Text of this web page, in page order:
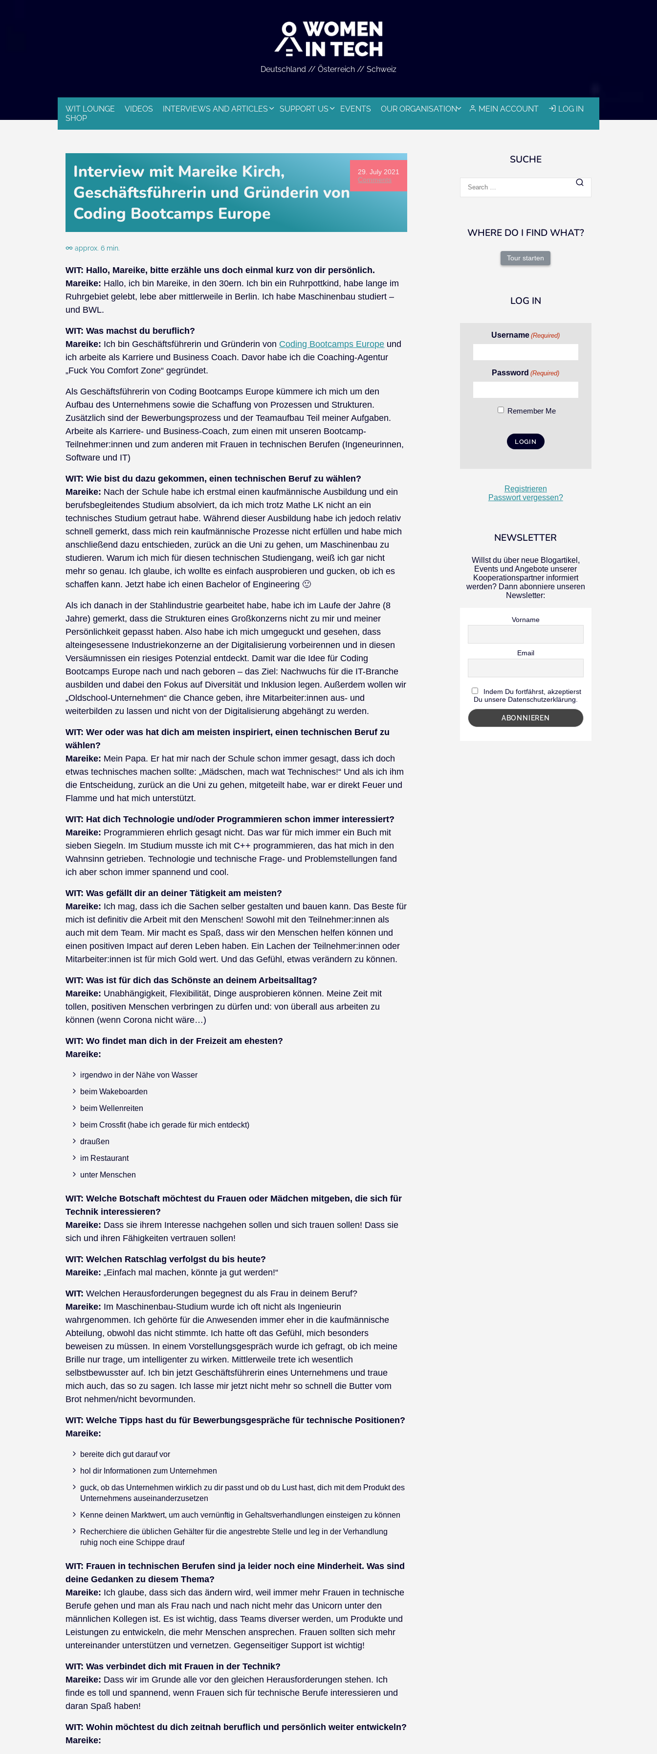
Deutschland // Österreich // Schweiz
MEIN ACCOUNT LOG IN
WIT LOUNGE VIDEOS INTERVIEWS AND ARTICLES SUPPORT US EVENTS
OUR ORGANISATION
SHOP
29. July 2021
Comments
Interview mit Mareike Kirch,
Geschäftsführerin und Gründerin von
Coding Bootcamps Europe
approx. 6 min.
WIT: Hallo, Mareike, bitte erzähle uns doch einmal kurz von dir persönlich.
Mareike: Hallo, ich bin Mareike, in den 30ern. Ich bin ein Ruhrpottkind, habe lange im
Ruhrgebiet gelebt, lebe aber mittlerweile in Berlin. Ich habe Maschinenbau studiert –
und BWL.
WIT: Was machst du beruflich?
Mareike: Ich bin Geschäftsführerin und Gründerin von Coding Bootcamps Europe und
ich arbeite als Karriere und Business Coach. Davor habe ich die Coaching-Agentur
„Fuck You Comfort Zone“ gegründet.
Als Geschäftsführerin von Coding Bootcamps Europe kümmere ich mich um den
Aufbau des Unternehmens sowie die Schaffung von Prozessen und Strukturen.
Zusätzlich sind der Bewerbungsprozess und der Teamaufbau Teil meiner Aufgaben.
Arbeite als Karriere- und Business-Coach, zum einen mit unseren Bootcamp-
Teilnehmer:innen und zum anderen mit Frauen in technischen Berufen (Ingeneurinnen,
Software und IT)
WIT: Wie bist du dazu gekommen, einen technischen Beruf zu wählen?
Mareike: Nach der Schule habe ich erstmal einen kaufmännische Ausbildung und ein
berufsbegleitendes Studium absolviert, da ich mich trotz Mathe LK nicht an ein
technisches Studium getraut habe. Während dieser Ausbildung habe ich jedoch relativ
schnell gemerkt, dass mich rein kaufmännische Prozesse nicht erfüllen und habe mich
anschließend dazu entschieden, zurück an die Uni zu gehen, um Maschinenbau zu
studieren. Warum ich mich für diesen technischen Studiengang, weiß ich gar nicht
mehr so genau. Ich glaube, ich wollte es einfach ausprobieren und gucken, ob ich es
schaffen kann. Jetzt habe ich einen Bachelor of Engineering 🙂
Als ich danach in der Stahlindustrie gearbeitet habe, habe ich im Laufe der Jahre (8
Jahre) gemerkt, dass die Strukturen eines Großkonzerns nicht zu mir und meiner
Persönlichkeit gepasst haben. Also habe ich mich umgeguckt und gesehen, dass
alteingesessene Industriekonzerne an der Digitalisierung vorbeirennen und in diesen
Versäumnissen ein riesiges Potenzial entdeckt. Damit war die Idee für Coding
Bootcamps Europe nach und nach geboren – das Ziel: Nachwuchs für die IT-Branche
ausbilden und dabei den Fokus auf Diversität und Inklusion legen. Außerdem wollen wir
„Oldschool-Unternehmen“ die Chance geben, ihre Mitarbeiter:innen aus- und
weiterbilden zu lassen und nicht von der Digitalisierung abgehängt zu werden.
WIT: Wer oder was hat dich am meisten inspiriert, einen technischen Beruf zu
wählen?
Mareike: Mein Papa. Er hat mir nach der Schule schon immer gesagt, dass ich doch
etwas technisches machen sollte: „Mädschen, mach wat Technisches!“ Und als ich ihm
die Entscheidung, zurück an die Uni zu gehen, mitgeteilt habe, war er direkt Feuer und
Flamme und hat mich unterstützt.
WIT: Hat dich Technologie und/oder Programmieren schon immer interessiert?
Mareike: Programmieren ehrlich gesagt nicht. Das war für mich immer ein Buch mit
sieben Siegeln. Im Studium musste ich mit C++ programmieren, das hat mich in den
Wahnsinn getrieben. Technologie und technische Frage- und Problemstellungen fand
ich aber schon immer spannend und cool.
WIT: Was gefällt dir an deiner Tätigkeit am meisten?
Mareike: Ich mag, dass ich die Sachen selber gestalten und bauen kann. Das Beste für
mich ist definitiv die Arbeit mit den Menschen! Sowohl mit den Teilnehmer:innen als
auch mit dem Team. Mir macht es Spaß, dass wir den Menschen helfen können und
einen positiven Impact auf deren Leben haben. Ein Lachen der Teilnehmer:innen oder
Mitarbeiter:innen ist für mich Gold wert. Und das Gefühl, etwas verändern zu können.
WIT: Was ist für dich das Schönste an deinem Arbeitsalltag?
Mareike: Unabhängigkeit, Flexibilität, Dinge ausprobieren können. Meine Zeit mit
tollen, positiven Menschen verbringen zu dürfen und: von überall aus arbeiten zu
können (wenn Corona nicht wäre…)
WIT: Wo findet man dich in der Freizeit am ehesten?
Mareike:
irgendwo in der Nähe von Wasser
beim Wakeboarden
beim Wellenreiten
beim Crossfit (habe ich gerade für mich entdeckt)
draußen
im Restaurant
unter Menschen
WIT: Welche Botschaft möchtest du Frauen oder Mädchen mitgeben, die sich für
Technik interessieren?
Mareike: Dass sie ihrem Interesse nachgehen sollen und sich trauen sollen! Dass sie
sich und ihren Fähigkeiten vertrauen sollen!
WIT: Welchen Ratschlag verfolgst du bis heute?
Mareike: „Einfach mal machen, könnte ja gut werden!“
WIT: Welchen Herausforderungen begegnest du als Frau in deinem Beruf?
Mareike: Im Maschinenbau-Studium wurde ich oft nicht als Ingenieurin
wahrgenommen. Ich gehörte für die Anwesenden immer eher in die kaufmännische
Abteilung, obwohl das nicht stimmte. Ich hatte oft das Gefühl, mich besonders
beweisen zu müssen. In einem Vorstellungsgespräch wurde ich gefragt, ob ich meine
Brille nur trage, um intelligenter zu wirken. Mittlerweile trete ich wesentlich
selbstbewusster auf. Ich bin jetzt Geschäftsführerin eines Unternehmens und traue
mich auch, das so zu sagen. Ich lasse mir jetzt nicht mehr so schnell die Butter vom
Brot nehmen/nicht bevormunden.
WIT: Welche Tipps hast du für Bewerbungsgespräche für technische Positionen?
Mareike:
bereite dich gut darauf vor
hol dir Informationen zum Unternehmen
guck, ob das Unternehmen wirklich zu dir passt und ob du Lust hast, dich mit dem Produkt des
Unternehmens auseinanderzusetzen
Kenne deinen Marktwert, um auch vernünftig in Gehaltsverhandlungen einsteigen zu können
Recherchiere die üblichen Gehälter für die angestrebte Stelle und leg in der Verhandlung
ruhig noch eine Schippe drauf
WIT: Frauen in technischen Berufen sind ja leider noch eine Minderheit. Was sind
deine Gedanken zu diesem Thema?
Mareike: Ich glaube, dass sich das ändern wird, weil immer mehr Frauen in technische
Berufe gehen und man als Frau nach und nach nicht mehr das Unicorn unter den
männlichen Kollegen ist. Es ist wichtig, dass Teams diverser werden, um Produkte und
Leistungen zu entwickeln, die mehr Menschen ansprechen. Frauen sollten sich mehr
untereinander unterstützen und vernetzen. Gegenseitiger Support ist wichtig!
WIT: Was verbindet dich mit Frauen in der Technik?
Mareike: Dass wir im Grunde alle vor den gleichen Herausforderungen stehen. Ich
finde es toll und spannend, wenn Frauen sich für technische Berufe interessieren und
daran Spaß haben!
WIT: Wohin möchtest du dich zeitnah beruflich und persönlich weiter entwickeln?
Mareike:
SUCHE
for:
WHERE DO I FIND WHAT?
Tour starten
LOG IN
Username (Required)
Password (Required)
Remember Me
Registrieren
Passwort vergessen?
NEWSLETTER
Willst du über neue Blogartikel,
Events und Angebote unserer
Kooperationspartner informiert
werden? Dann abonniere unseren
Newsletter:
Vorname
Email
Indem Du fortfährst, akzeptierst
Du unsere Datenschutzerklärung.